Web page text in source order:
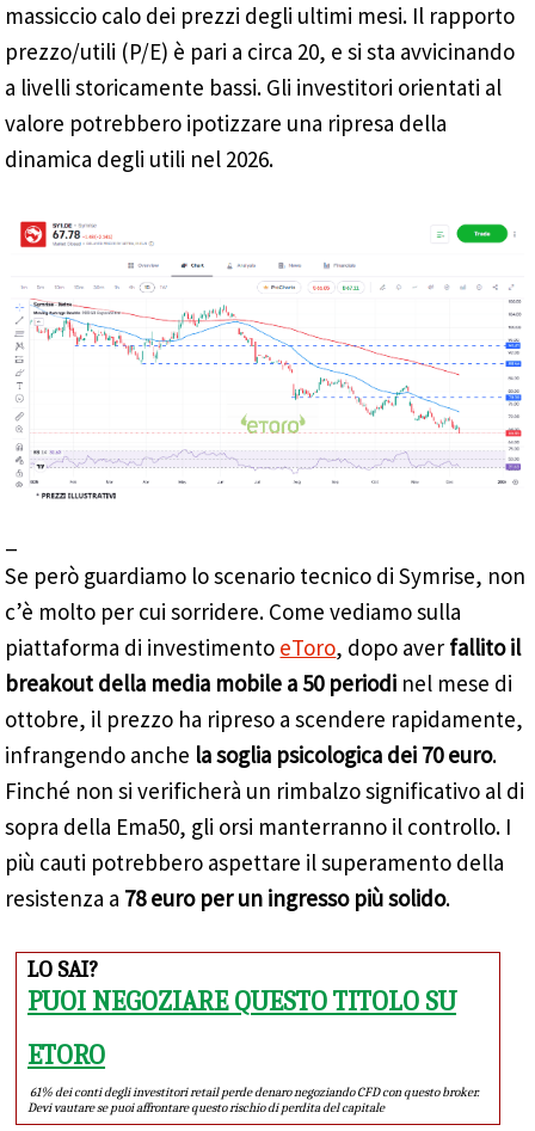
massiccio calo dei prezzi degli ultimi mesi. Il rapporto
prezzo/utili (P/E) è pari a circa 20, e si sta avvicinando
a livelli storicamente bassi. Gli investitori orientati al
valore potrebbero ipotizzare una ripresa della
dinamica degli utili nel 2026.
Se però guardiamo lo scenario tecnico di Symrise, non
c’è molto per cui sorridere. Come vediamo sulla
piattaforma di investimento eToro, dopo aver fallito il
breakout della media mobile a 50 periodi nel mese di
ottobre, il prezzo ha ripreso a scendere rapidamente,
infrangendo anche la soglia psicologica dei 70 euro.
Finché non si verificherà un rimbalzo significativo al di
sopra della Ema50, gli orsi manterranno il controllo. I
più cauti potrebbero aspettare il superamento della
resistenza a 78 euro per un ingresso più solido.
LO SAI?
PUOI NEGOZIARE QUESTO TITOLO SU
ETORO
61% dei conti degli investitori retail perde denaro negoziando CFD con questo broker.
Devi vautare se puoi affrontare questo rischio di perdita del capitale